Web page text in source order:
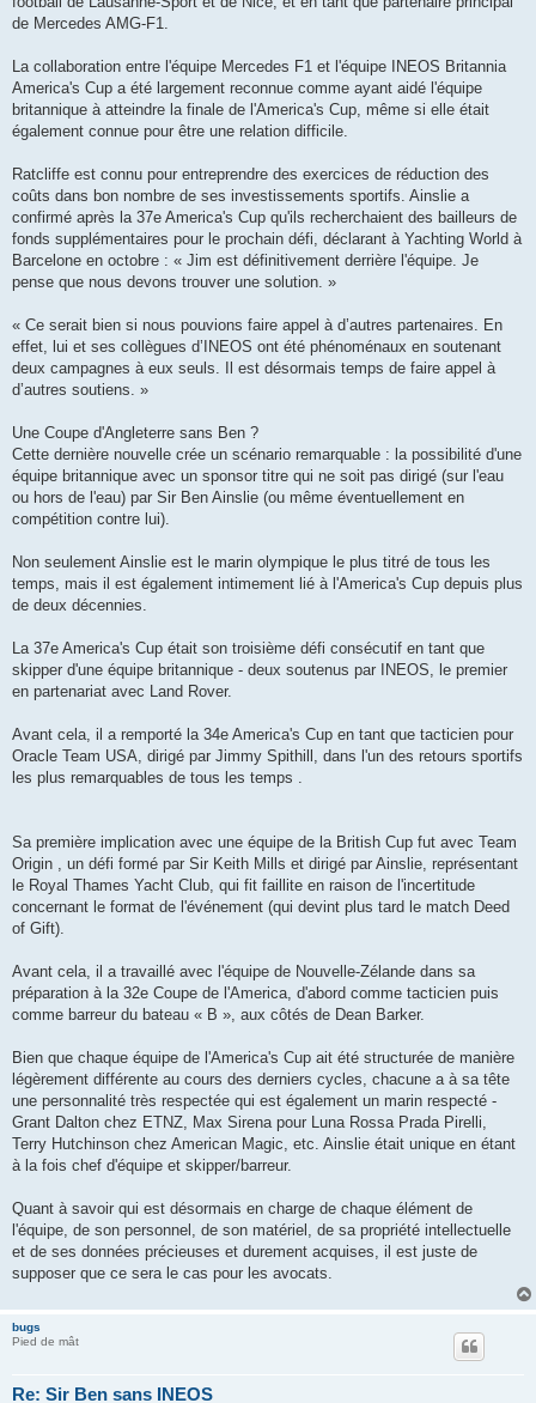
de Mercedes AMG-F1.
La collaboration entre l'équipe Mercedes F1 et l'équipe INEOS Britannia
America's Cup a été largement reconnue comme ayant aidé l'équipe
britannique à atteindre la finale de l'America's Cup, même si elle était
également connue pour être une relation difficile.
Ratcliffe est connu pour entreprendre des exercices de réduction des
coûts dans bon nombre de ses investissements sportifs. Ainslie a
confirmé après la 37e America's Cup qu'ils recherchaient des bailleurs de
fonds supplémentaires pour le prochain défi, déclarant à Yachting World à
Barcelone en octobre : « Jim est définitivement derrière l'équipe. Je
pense que nous devons trouver une solution. »
« Ce serait bien si nous pouvions faire appel à d’autres partenaires. En
effet, lui et ses collègues d’INEOS ont été phénoménaux en soutenant
deux campagnes à eux seuls. Il est désormais temps de faire appel à
d’autres soutiens. »
Une Coupe d'Angleterre sans Ben ?
Cette dernière nouvelle crée un scénario remarquable : la possibilité d'une
équipe britannique avec un sponsor titre qui ne soit pas dirigé (sur l'eau
ou hors de l'eau) par Sir Ben Ainslie (ou même éventuellement en
compétition contre lui).
Non seulement Ainslie est le marin olympique le plus titré de tous les
temps, mais il est également intimement lié à l'America's Cup depuis plus
de deux décennies.
La 37e America's Cup était son troisième défi consécutif en tant que
skipper d'une équipe britannique - deux soutenus par INEOS, le premier
en partenariat avec Land Rover.
Avant cela, il a remporté la 34e America's Cup en tant que tacticien pour
Oracle Team USA, dirigé par Jimmy Spithill, dans l'un des retours sportifs
les plus remarquables de tous les temps .
Sa première implication avec une équipe de la British Cup fut avec Team
Origin , un défi formé par Sir Keith Mills et dirigé par Ainslie, représentant
le Royal Thames Yacht Club, qui fit faillite en raison de l'incertitude
concernant le format de l'événement (qui devint plus tard le match Deed
of Gift).
Avant cela, il a travaillé avec l'équipe de Nouvelle-Zélande dans sa
préparation à la 32e Coupe de l'America, d'abord comme tacticien puis
comme barreur du bateau « B », aux côtés de Dean Barker.
Bien que chaque équipe de l'America's Cup ait été structurée de manière
légèrement différente au cours des derniers cycles, chacune a à sa tête
une personnalité très respectée qui est également un marin respecté -
Grant Dalton chez ETNZ, Max Sirena pour Luna Rossa Prada Pirelli,
Terry Hutchinson chez American Magic, etc. Ainslie était unique en étant
à la fois chef d'équipe et skipper/barreur.
Quant à savoir qui est désormais en charge de chaque élément de
l'équipe, de son personnel, de son matériel, de sa propriété intellectuelle
et de ses données précieuses et durement acquises, il est juste de
supposer que ce sera le cas pour les avocats.
bugs
Pied de mât
Re: Sir Ben sans INEOS